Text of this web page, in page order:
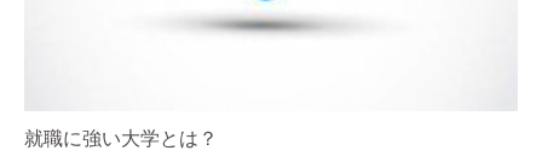
就職に強い大学とは？